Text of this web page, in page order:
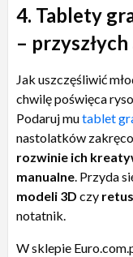
4. Tablety
–
Jak uszczęśliwić
chwilę poświęca
Podaruj mutablet
nastolatków
rozwinie ich
manualne. Przyda
modeli 3D czy
notatnik.
W sklepie